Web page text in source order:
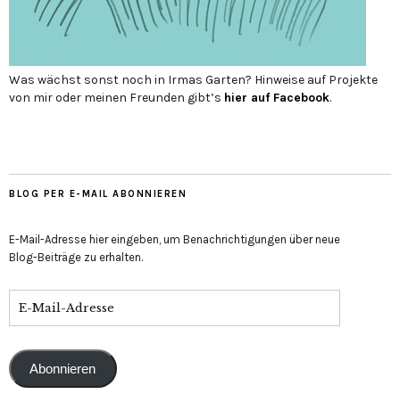
Was wächst sonst noch in Irmas Garten? Hinweise auf Projekte
von mir oder meinen Freunden gibt’s hier auf Face­book.
BLOG PER E-MAIL ABONNIEREN
E-Mail-Adresse hier eingeben, um Benachrichtigungen über neue
Blog-Beiträge zu erhalten.
Abonnieren